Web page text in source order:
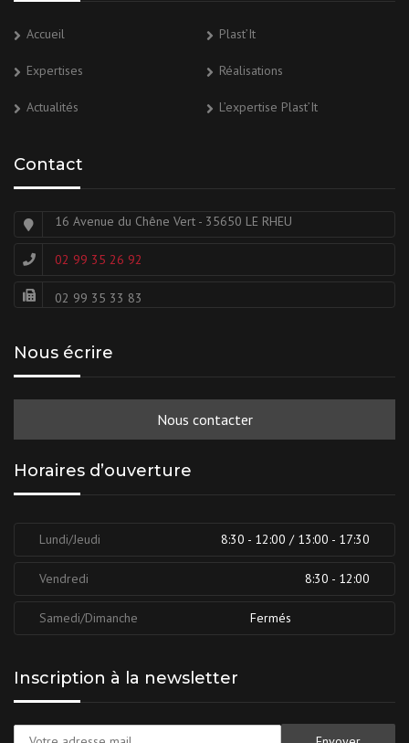
Accueil Plast’It
Expertises Réalisations
Actualités L’expertise Plast’It
Contact
16 Avenue du Chêne Vert - 35650 LE RHEU
02 99 35 26 92
02 99 35 33 83
Nous écrire
Nous contacter
Horaires d’ouverture
Lundi/Jeudi 8:30 - 12:00 / 13:00 - 17:30
Vendredi 8:30 - 12:00
Samedi/Dimanche Fermés
Inscription à la newsletter